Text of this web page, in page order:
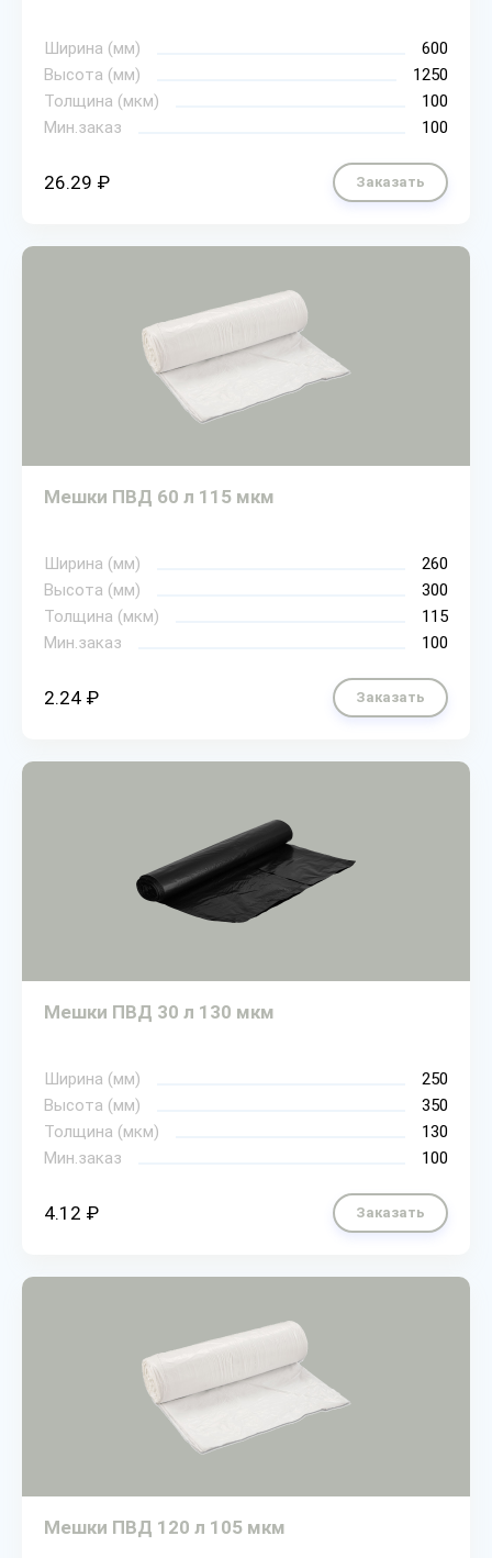
Ширина (мм)
600
Высота (мм)
1250
Толщина (мкм)
100
Мин.заказ
100
26.29 ₽ Заказать
Мешки ПВД 60 л 115 мкм
Ширина (мм)
260
Высота (мм)
300
Толщина (мкм)
115
Мин.заказ
100
2.24 ₽ Заказать
Мешки ПВД 30 л 130 мкм
Ширина (мм)
250
Высота (мм)
350
Толщина (мкм)
130
Мин.заказ
100
4.12 ₽ Заказать
Мешки ПВД 120 л 105 мкм